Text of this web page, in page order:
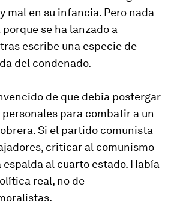
mal en su infancia. Pero nada
se ha lanzado a
escribe una especie de
del condenado.
de que debía postergar
para combatir a un
Si el partido comunista
criticar al comunismo
al cuarto estado. Había
real, no de